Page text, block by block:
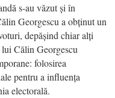
s-au văzut și în
Georgescu a obținut un
depășind chiar alți
Călin Georgescu
folosirea
pentru a influența
electorală.